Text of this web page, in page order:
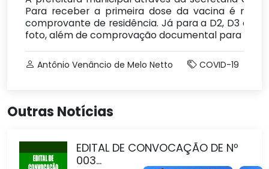
Para receber a primeira dose da vacina é
comprovante de residência. Já para a D2, D3 é
foto, além de comprovação documental para
Antônio Venâncio de Melo Netto COVID-19
Outras Notícias
EDITAL DE CONVOCAÇÃO DE Nº
003...